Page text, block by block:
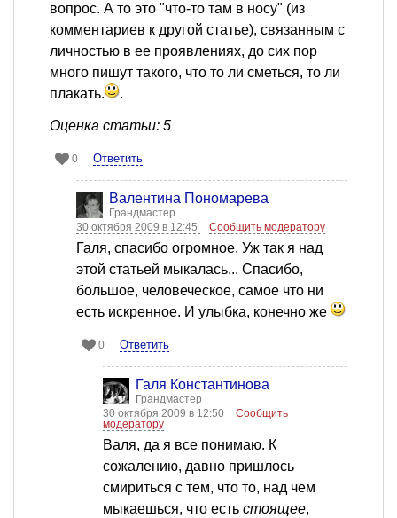
вопрос. А то это "что-то там в носу" (из
комментариев к другой статье), связанным с
личностью в ее проявлениях, до сих пор
много пишут такого, что то ли сметься, то ли
плакать.
.
Оценка статьи: 5
0 Ответить
Валентина Пономарева
Грандмастер
30 октября 2009 в 12:45
Сообщить модератору
Галя, спасибо огромное. Уж так я над
этой статьей мыкалась... Спасибо,
большое, человеческое, самое что ни
есть искренное. И улыбка, конечно же
0 Ответить
Галя Константинова
Грандмастер
30 октября 2009 в 12:50
Сообщить
модератору
Валя, да я все понимаю. К
сожалению, давно пришлось
смириться с тем, что то, над чем
мыкаешься, что есть стоящее,